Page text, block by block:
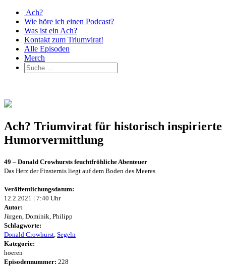
Ach?
Wie höre ich einen Podcast?
Was ist ein Ach?
Kontakt zum Triumvirat!
Alle Episoden
Merch
Ach? Triumvirat für historisch inspirierte
Humorvermittlung
49 – Donald Crowhursts feuchtfröhliche Abenteuer
Das Herz der Finsternis liegt auf dem Boden des Meeres
Veröffentlichungsdatum:
12.2.2021 | 7:40 Uhr
Autor:
Jürgen, Dominik, Philipp
Schlagworte:
Donald Crowhurst Segeln
Kategorie:
hoeren
Episodennummer: 228